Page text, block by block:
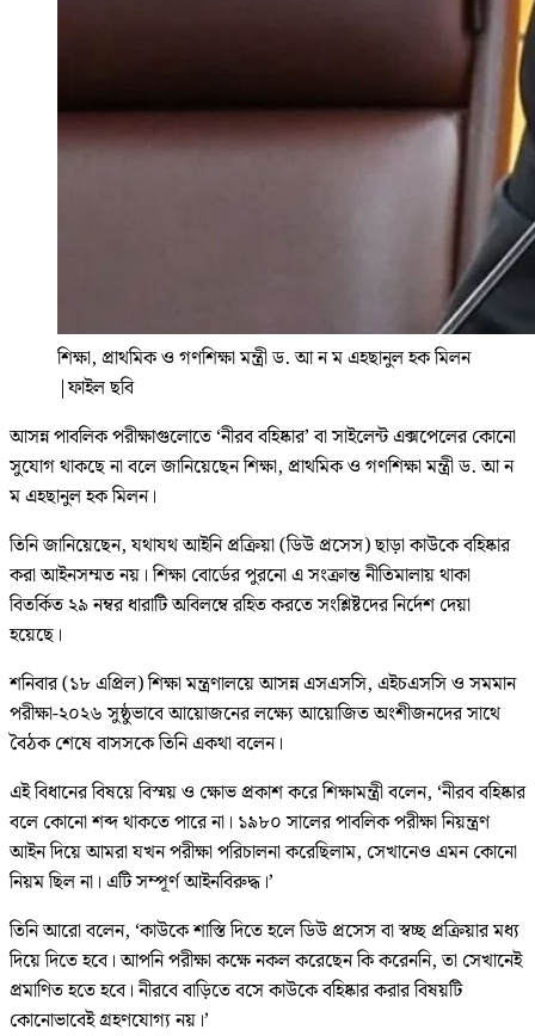
শিক্ষা, প্রাথমিক ও গণশিক্ষা মন্ত্রী ড. আ ন ম এহছানুল হক মিলন
|ফাইল ছবি
আসন্ন পাবলিক পরীক্ষাগুলোতে ‘নীরব বহিষ্কার’ বা সাইলেন্ট এক্সপেলের কোনো
সুযোগ থাকছে না বলে জানিয়েছেন শিক্ষা, প্রাথমিক ও গণশিক্ষা মন্ত্রী ড. আ ন
ম এহছানুল হক মিলন।
তিনি জানিয়েছেন, যথাযথ আইনি প্রক্রিয়া (ডিউ প্রসেস) ছাড়া কাউকে বহিষ্কার
করা আইনসম্মত নয়। শিক্ষা বোর্ডের পুরনো এ সংক্রান্ত নীতিমালায় থাকা
বিতর্কিত ২৯ নম্বর ধারাটি অবিলম্বে রহিত করতে সংশ্লিষ্টদের নির্দেশ দেয়া
হয়েছে।
শনিবার (১৮ এপ্রিল) শিক্ষা মন্ত্রণালয়ে আসন্ন এসএসসি, এইচএসসি ও সমমান
পরীক্ষা-২০২৬ সুষ্ঠুভাবে আয়োজনের লক্ষ্যে আয়োজিত অংশীজনদের সাথে
বৈঠক শেষে বাসসকে তিনি একথা বলেন।
এই বিধানের বিষয়ে বিস্ময় ও ক্ষোভ প্রকাশ করে শিক্ষামন্ত্রী বলেন, ‘নীরব বহিষ্কার
বলে কোনো শব্দ থাকতে পারে না। ১৯৮০ সালের পাবলিক পরীক্ষা নিয়ন্ত্রণ
আইন দিয়ে আমরা যখন পরীক্ষা পরিচালনা করেছিলাম, সেখানেও এমন কোনো
নিয়ম ছিল না। এটি সম্পূর্ণ আইনবিরুদ্ধ।’
তিনি আরো বলেন, ‘কাউকে শাস্তি দিতে হলে ডিউ প্রসেস বা স্বচ্ছ প্রক্রিয়ার মধ্য
দিয়ে দিতে হবে। আপনি পরীক্ষা কক্ষে নকল করেছেন কি করেননি, তা সেখানেই
প্রমাণিত হতে হবে। নীরবে বাড়িতে বসে কাউকে বহিষ্কার করার বিষয়টি
কোনোভাবেই গ্রহণযোগ্য নয়।’